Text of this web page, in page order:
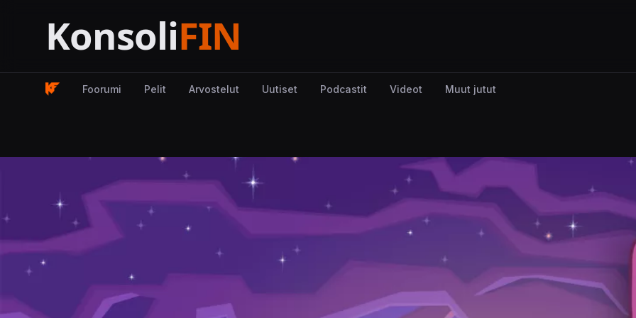
Foorumi Pelit Arvostelut Uutiset Podcastit Videot Muut jutut